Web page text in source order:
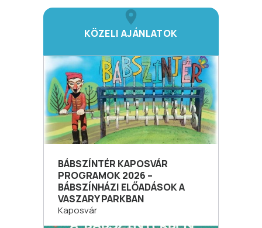
KÖZELI AJÁNLATOK
BÁBSZÍNTÉR KAPOSVÁR
PROGRAMOK 2026 –
BÁBSZÍNHÁZI ELŐADÁSOK A
VASZARY PARKBAN
Kaposvár